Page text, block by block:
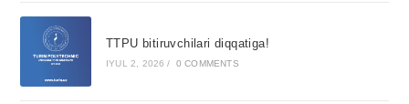
TTPU bitiruvchilari diqqatiga!
IYUL 2, 2026 / 0 COMMENTS